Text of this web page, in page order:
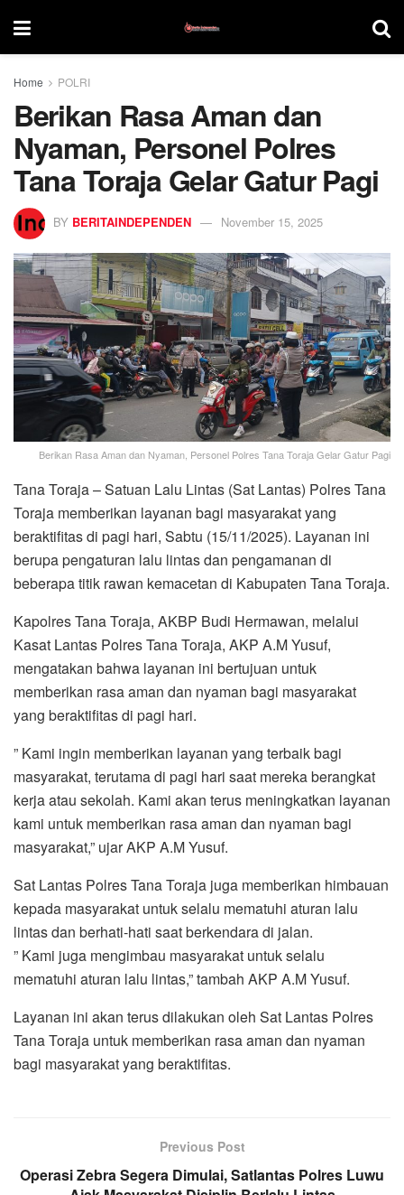
Home POLRI
Berikan Rasa Aman dan
Nyaman, Personel Polres
Tana Toraja Gelar Gatur Pagi
BY BERITAINDEPENDEN November 15, 2025
Berikan Rasa Aman dan Nyaman, Personel Polres Tana Toraja Gelar Gatur Pagi
Tana Toraja – Satuan Lalu Lintas (Sat Lantas) Polres Tana
Toraja memberikan layanan bagi masyarakat yang
beraktifitas di pagi hari, Sabtu (15/11/2025). Layanan ini
berupa pengaturan lalu lintas dan pengamanan di
beberapa titik rawan kemacetan di Kabupaten Tana Toraja.
Kapolres Tana Toraja, AKBP Budi Hermawan, melalui
Kasat Lantas Polres Tana Toraja, AKP A.M Yusuf,
mengatakan bahwa layanan ini bertujuan untuk
memberikan rasa aman dan nyaman bagi masyarakat
yang beraktifitas di pagi hari.
” Kami ingin memberikan layanan yang terbaik bagi
masyarakat, terutama di pagi hari saat mereka berangkat
kerja atau sekolah. Kami akan terus meningkatkan layanan
kami untuk memberikan rasa aman dan nyaman bagi
masyarakat,” ujar AKP A.M Yusuf.
Sat Lantas Polres Tana Toraja juga memberikan himbauan
kepada masyarakat untuk selalu mematuhi aturan lalu
lintas dan berhati-hati saat berkendara di jalan.
” Kami juga mengimbau masyarakat untuk selalu
mematuhi aturan lalu lintas,” tambah AKP A.M Yusuf.
Layanan ini akan terus dilakukan oleh Sat Lantas Polres
Tana Toraja untuk memberikan rasa aman dan nyaman
bagi masyarakat yang beraktifitas.
Previous Post
Operasi Zebra Segera Dimulai, Satlantas Polres Luwu